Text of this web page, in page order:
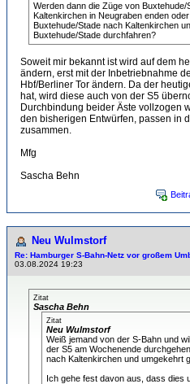
Werden dann die Züge von
Kaltenkirchen in Neugraben enden
Buxtehude/Stade nach Kaltenkirchen
Buxtehude/Stade durchfahren?
Soweit mir bekannt ist wird auf dem
ändern, erst mit der Inbetriebnahme
Hbf/Berliner Tor ändern. Da der
hat, wird diese auch von der S5
Durchbindung beider Äste vollzogen
den bisherigen Entwürfen, passen in
zusammen.
Mfg
Sascha Behn
Neu Wulmstorf
Re: Hamburger S-Bahn-Netz vor großem
03.08.2024 19:23
Zitat
Sascha Behn
Zitat
Neu Wulmstorf
Weiß jemand von der S-Bahn und
der S5 am Wochenende
nach Kaltenkirchen und umgekehrt
Ich gehe fest davon aus, dass dies